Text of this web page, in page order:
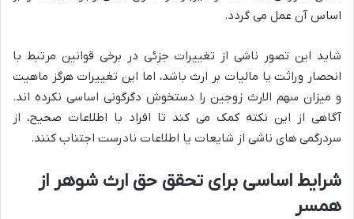
اساس آن عمل می گردد.
شاید این تصور ناشی از تغییرات جزئی در برخی قوانین مرتبط با
انحصار وراثت یا مالیات بر ارث باشد، اما این تغییرات هرگز ماهیت
و میزان سهم الارث زوجین را دستخوش دگرگونی اساسی نکرده اند.
آگاهی از این نکته کمک می کند تا افراد با اطلاعات صحیح، از
سردرگمی های ناشی از شایعات یا اطلاعات نادرست اجتناب کنند.
شرایط اساسی برای تحقق حق ارث شوهر از
همسر